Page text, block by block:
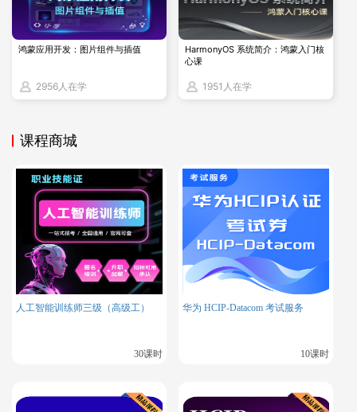
1. 技术人才缺乏：由于openEuler
相对较新，市场上熟悉该系统
的技术人才可能相对不足。
2. 生态建设： openEuler 正在快速发展，但其软件生态与
3.兼容性问题：
在某些特定应用场景下，可能需要解决与现有
软件和硬件的兼容性问题。
4.企业认知度：对于一些企业来说，openEuler
可能还是一个
相对较新和不熟悉的选择，需要时间去建立信任和认可。
：从现有操作系统迁移到
可能涉及一定
鸿蒙应用开发：图片组件与插值
2956人在学
HarmonyOS 系统简介：鸿蒙入门核
心课
1951人在学
课程商城
人工智能训练师三级（高级工）
30课时
华为 HCIP-Datacom 考试服务
10课时